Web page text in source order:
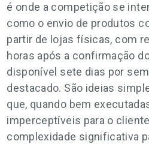
é onde a competição se
como o envio de produtos
partir de lojas físicas, com
horas após a confirmação
disponível sete dias por
destacado. São ideias
que, quando bem
imperceptíveis para o
complexidade significativa